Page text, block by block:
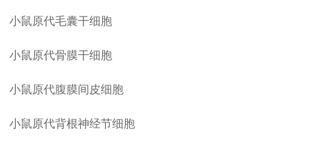
小鼠原代毛囊干细胞
小鼠原代骨膜干细胞
小鼠原代腹膜间皮细胞
小鼠原代背根神经节细胞